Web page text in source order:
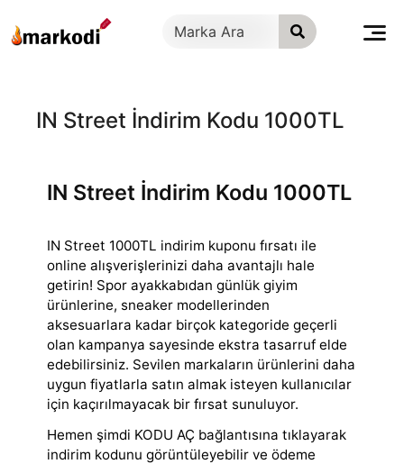
geç
IN Street İndirim Kodu 1000TL
IN Street İndirim Kodu 1000TL
IN Street 1000TL indirim kuponu fırsatı ile
online alışverişlerinizi daha avantajlı hale
getirin! Spor ayakkabıdan günlük giyim
ürünlerine, sneaker modellerinden
aksesuarlara kadar birçok kategoride geçerli
olan kampanya sayesinde ekstra tasarruf elde
edebilirsiniz. Sevilen markaların ürünlerini daha
uygun fiyatlarla satın almak isteyen kullanıcılar
için kaçırılmayacak bir fırsat sunuluyor.
Hemen şimdi KODU AÇ bağlantısına tıklayarak
indirim kodunu görüntüleyebilir ve ödeme